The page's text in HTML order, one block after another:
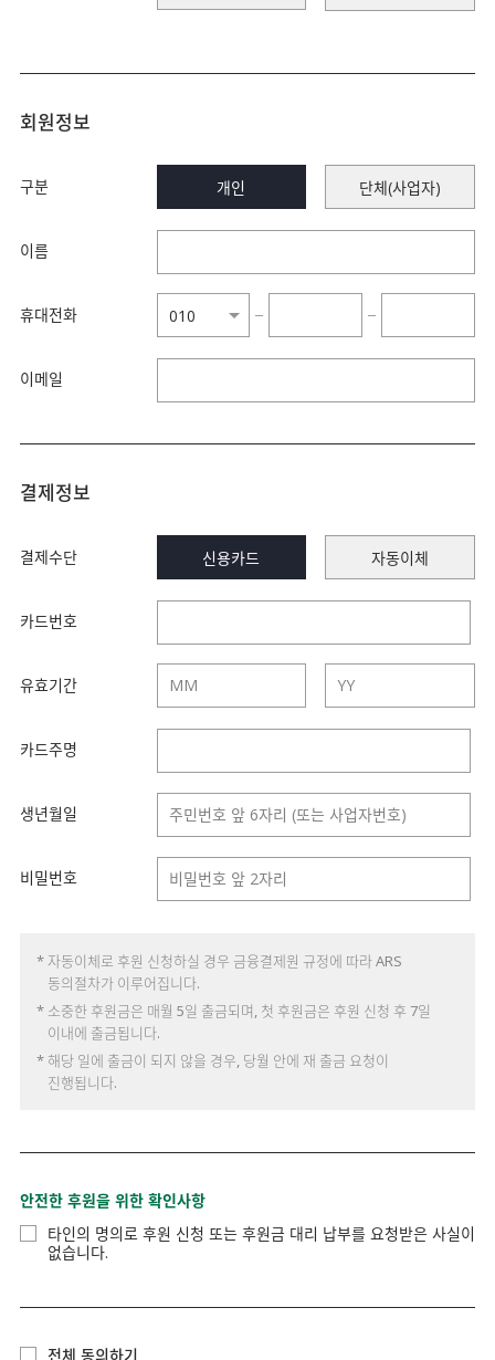
회원정보
구분 개인 단체(사업자)
이름
휴대전화 − −
이메일
결제정보
결제수단 신용카드 자동이체
카드번호
유효기간
카드주명
생년월일
비밀번호
* 자동이체로 후원 신청하실 경우 금융결제원 규정에 따라 ARS
동의절차가 이루어집니다.
* 소중한 후원금은 매월 5일 출금되며, 첫 후원금은 후원 신청 후 7일
이내에 출금됩니다.
* 해당 일에 출금이 되지 않을 경우, 당월 안에 재 출금 요청이
진행됩니다.
안전한 후원을 위한 확인사항
타인의 명의로 후원 신청 또는 후원금 대리 납부를 요청받은 사실이
없습니다.
전체 동의하기